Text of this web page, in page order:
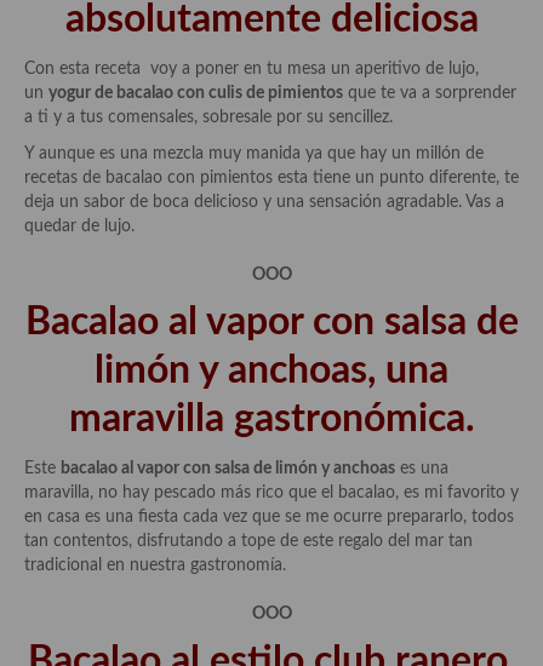
absolutamente deliciosa
Con esta receta voy a poner en tu mesa un aperitivo de lujo,
un yogur de bacalao con culis de pimientos que te va a sorprender
a ti y a tus comensales, sobresale por su sencillez.
Y aunque es una mezcla muy manida ya que hay un millón de
recetas de bacalao con pimientos esta tiene un punto diferente, te
deja un sabor de boca delicioso y una sensación agradable. Vas a
quedar de lujo.
OOO
Bacalao al vapor con salsa de
limón y anchoas, una
maravilla gastronómica.
Este bacalao al vapor con salsa de limón y anchoas es una
maravilla, no hay pescado más rico que el bacalao, es mi favorito y
en casa es una fiesta cada vez que se me ocurre prepararlo, todos
tan contentos, disfrutando a tope de este regalo del mar tan
tradicional en nuestra gastronomía.
OOO